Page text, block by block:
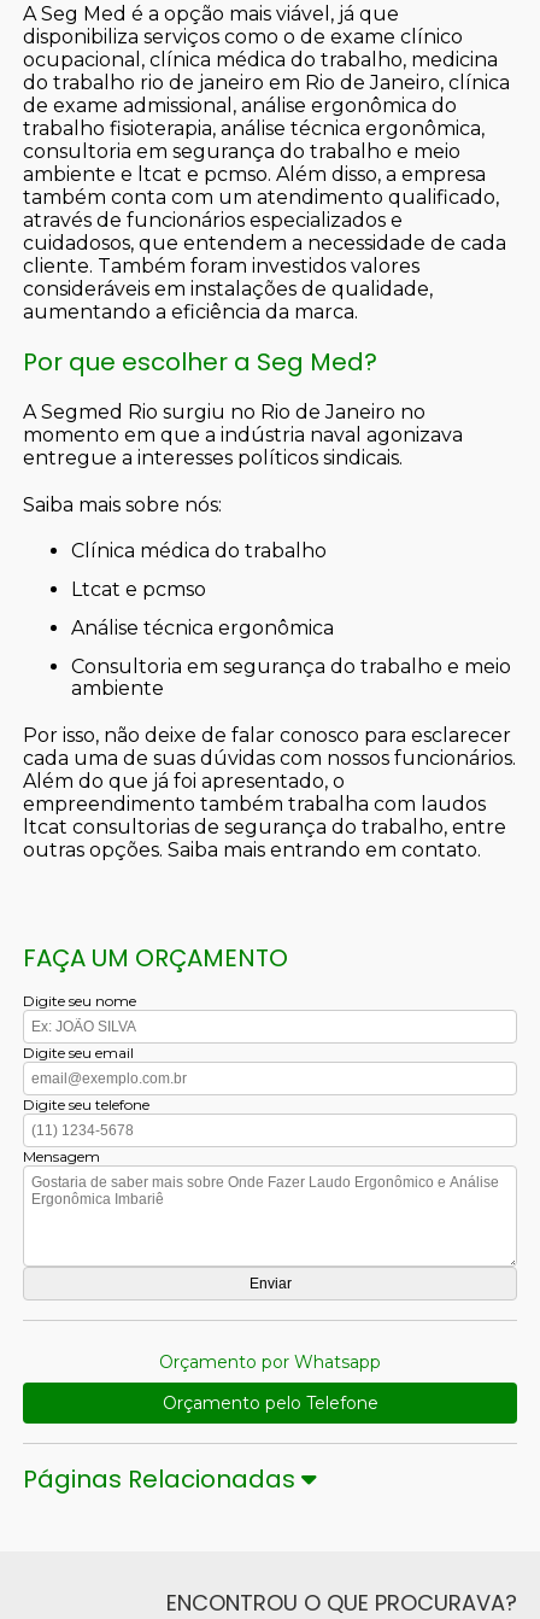
A Seg Med é a opção mais viável, já que
disponibiliza serviços como o de exame clínico
ocupacional, clínica médica do trabalho, medicina
do trabalho rio de janeiro em Rio de Janeiro, clínica
de exame admissional, análise ergonômica do
trabalho fisioterapia, análise técnica ergonômica,
consultoria em segurança do trabalho e meio
ambiente e ltcat e pcmso. Além disso, a empresa
também conta com um atendimento qualificado,
através de funcionários especializados e
cuidadosos, que entendem a necessidade de cada
cliente. Também foram investidos valores
consideráveis em instalações de qualidade,
aumentando a eficiência da marca.
Por que escolher a Seg Med?
A Segmed Rio surgiu no Rio de Janeiro no
momento em que a indústria naval agonizava
entregue a interesses políticos sindicais.
Saiba mais sobre nós:
clínica médica do trabalho
ltcat e pcmso
análise técnica ergonômica
consultoria em segurança do trabalho e meio
ambiente
Por isso, não deixe de falar conosco para esclarecer
cada uma de suas dúvidas com nossos funcionários.
Além do que já foi apresentado, o
empreendimento também trabalha com laudos
ltcat consultorias de segurança do trabalho, entre
outras opções. Saiba mais entrando em contato.
FAÇA UM ORÇAMENTO
Digite seu nome
Digite seu email
Digite seu telefone
Mensagem
Orçamento por Whatsapp
Orçamento pelo Telefone
Páginas Relacionadas
ENCONTROU O QUE PROCURAVA?